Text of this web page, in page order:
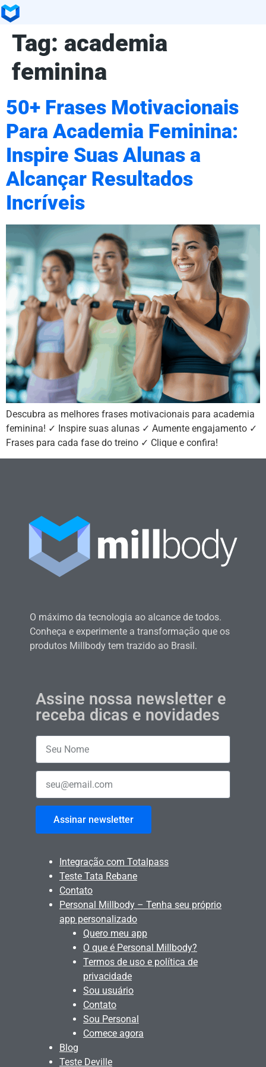
Tag: academia
feminina
50+ Frases Motivacionais
Para Academia Feminina:
Inspire Suas Alunas a
Alcançar Resultados
Incríveis
Descubra as melhores frases motivacionais para academia
feminina! ✓ Inspire suas alunas ✓ Aumente engajamento ✓
Frases para cada fase do treino ✓ Clique e confira!
O máximo da tecnologia ao alcance de todos.
Conheça e experimente a transformação que os
produtos Millbody tem trazido ao Brasil.
Assine nossa newsletter e
receba dicas e novidades
Assinar newsletter
Integração com Totalpass
Teste Tata Rebane
Contato
Personal Millbody – Tenha seu próprio
app personalizado
Quero meu app
O que é Personal Millbody?
Termos de uso e política de
privacidade
Sou usuário
Contato
Sou Personal
Comece agora
Blog
Teste Deville